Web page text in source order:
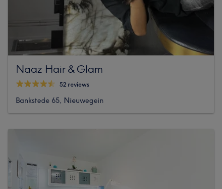
Naaz Hair & Glam
52 reviews
Bankstede 65, Nieuwegein